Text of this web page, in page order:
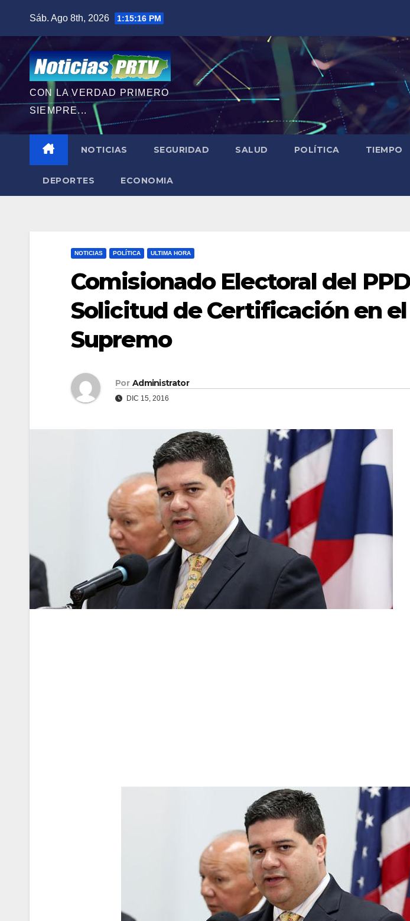
contenido
Sáb. Ago 8th, 2026 1:15:18 PM
CON LA VERDAD PRIMERO
SIEMPRE...
NOTICIAS SEGURIDAD SALUD POLÍTICA TIEMPO
DEPORTES ECONOMIA
NOTICIAS POLÍTICA ULTIMA HORA
Comisionado Electoral del
Solicitud de Certificación en
Supremo
Por Administrator
DIC 15, 2016